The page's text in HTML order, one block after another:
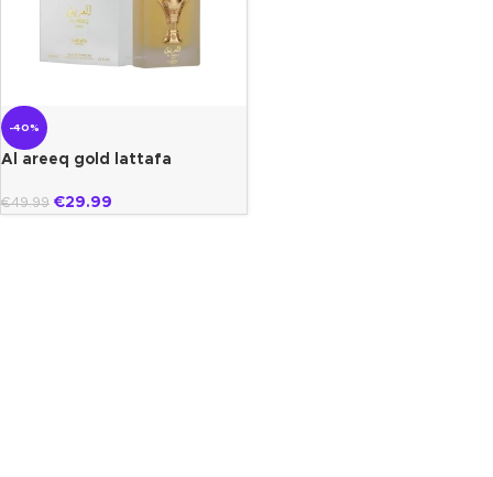
-40%
Al areeq gold lattafa
€49.99 €29.99